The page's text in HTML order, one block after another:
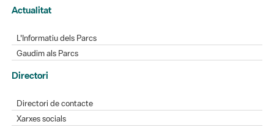
Actualitat
L'Informatiu dels Parcs
Gaudim als Parcs
Directori
Directori de contacte
Xarxes socials